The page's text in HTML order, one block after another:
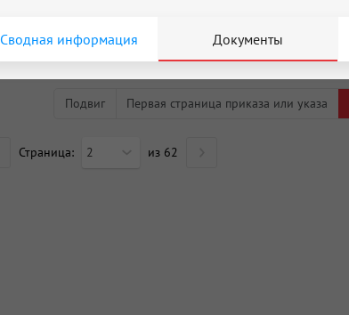
Сводная информация Документы
Подвиг Первая страница приказа или указа
Страница: 2 из 62